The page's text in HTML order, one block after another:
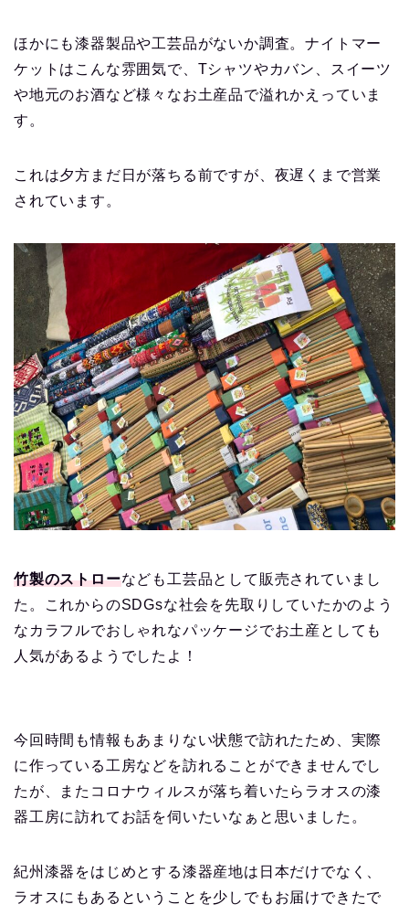
ほかにも漆器製品や工芸品がないか調査。ナイトマー
ケットはこんな雰囲気で、Tシャツやカバン、スイーツ
や地元のお酒など様々なお土産品で溢れかえっていま
す。
これは夕方まだ日が落ちる前ですが、夜遅くまで営業
されています。
竹製のストローなども工芸品として販売されていまし
た。これからのSDGsな社会を先取りしていたかのよう
なカラフルでおしゃれなパッケージでお土産としても
人気があるようでしたよ！
今回時間も情報もあまりない状態で訪れたため、実際
に作っている工房などを訪れることができませんでし
たが、またコロナウィルスが落ち着いたらラオスの漆
器工房に訪れてお話を伺いたいなぁと思いました。
紀州漆器をはじめとする漆器産地は日本だけでなく、
ラオスにもあるということを少しでもお届けできたで